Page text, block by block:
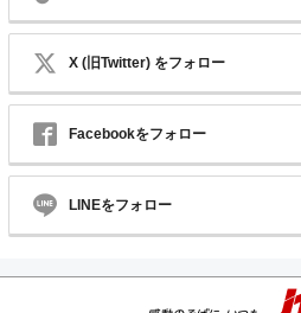
X (旧Twitter) をフォロー
Facebookをフォロー
LINEをフォロー